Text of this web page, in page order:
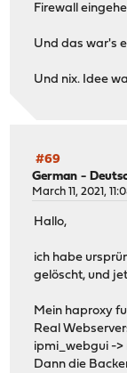
Firewall
Und das war's
Und nix. Idee
#69
German -
March 11, 2021,
Hallo,
ich habe
gelöscht, und
Mein haproxy
Real
ipmi_webgui ->
Dann die